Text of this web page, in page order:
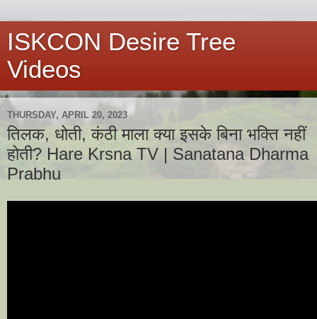
ISKCON Desire Tree
Videos
THURSDAY, APRIL 20, 2023
तिलक, धोती, कंठी माला क्या इसके बिना भक्ति नहीं
होती? Hare Krsna TV | Sanatana Dharma
Prabhu